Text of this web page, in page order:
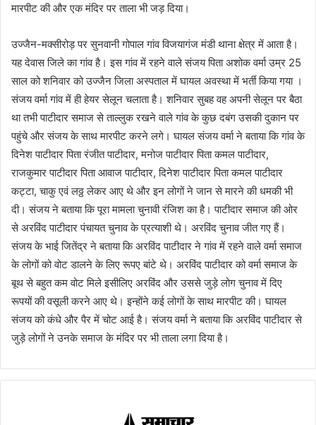
मारपीट की और एक मंदिर पर ताला भी जड़ दिया।
उज्जैन-मक्सीरोड़ पर सुनवानी गोपाल गांव विजयागंज मंडी थाना क्षेत्र में आता है।
यह देवास जिले का गांव है। इस गांव में रहने वाले संजय पिता अशोक वर्मा उम्र 25
साल को शनिवार को उज्जैन जिला अस्पताल में घायल अवस्था में भर्ती किया गया ।
संजय वर्मा गांव में ही हेयर सेलून चलाता है। शनिवार सुबह वह अपनी सेलून पर बैठा
था तभी पाटीदार समाज से ताल्लुक रखने वाले गांव के कुछ दबंग उसकी दुकान पर
पहुंचे और संजय के साथ मारपीट करने लगे। घायल संजय वर्मा ने बताया कि गांव के
दिनेश पाटीदार पिता रंजीत पाटीदार, मनोज पाटीदार पिता कमल पाटीदार,
राजकुमार पाटीदार पिता आवाज पाटीदार, दिनेश पाटीदार पिता कमल पाटीदार
कट्टा, चाकु एवं लठ्ठ लेकर आए थे और इन लोगों ने जान से मारने की धमकी भी
दी। संजय ने बताया कि पूरा मामला चुनावी रंजिश का है। पाटीदार समाज की ओर
से अरविंद पाटीदार पंचायत चुनाव के प्रत्याशी थे। अरविंद चुनाव जीत गए हैं।
संजय के भाई जितेंद्र ने बताया कि अरविंद पाटीदार ने गांव में रहने वाले वर्मा समाज
के लोगों को वोट डालने के लिए रूपए बांटे थे। अरविंद पाटीदार को वर्मा समाज के
बूथ से बहुत कम वोट मिले इसीलिए अरविंद और उससे जुड़े लोग चुनाव में दिए
रूपयों की वसूली करने आए थे। इन्होंने कई लोगों के साथ मारपीट की। घायल
संजय को कंधे और पैर में चोट आई है। संजय वर्मा ने बताया कि अरविंद पाटीदार से
जुड़े लोगों ने उनके समाज के मंदिर पर भी ताला लगा दिया है।